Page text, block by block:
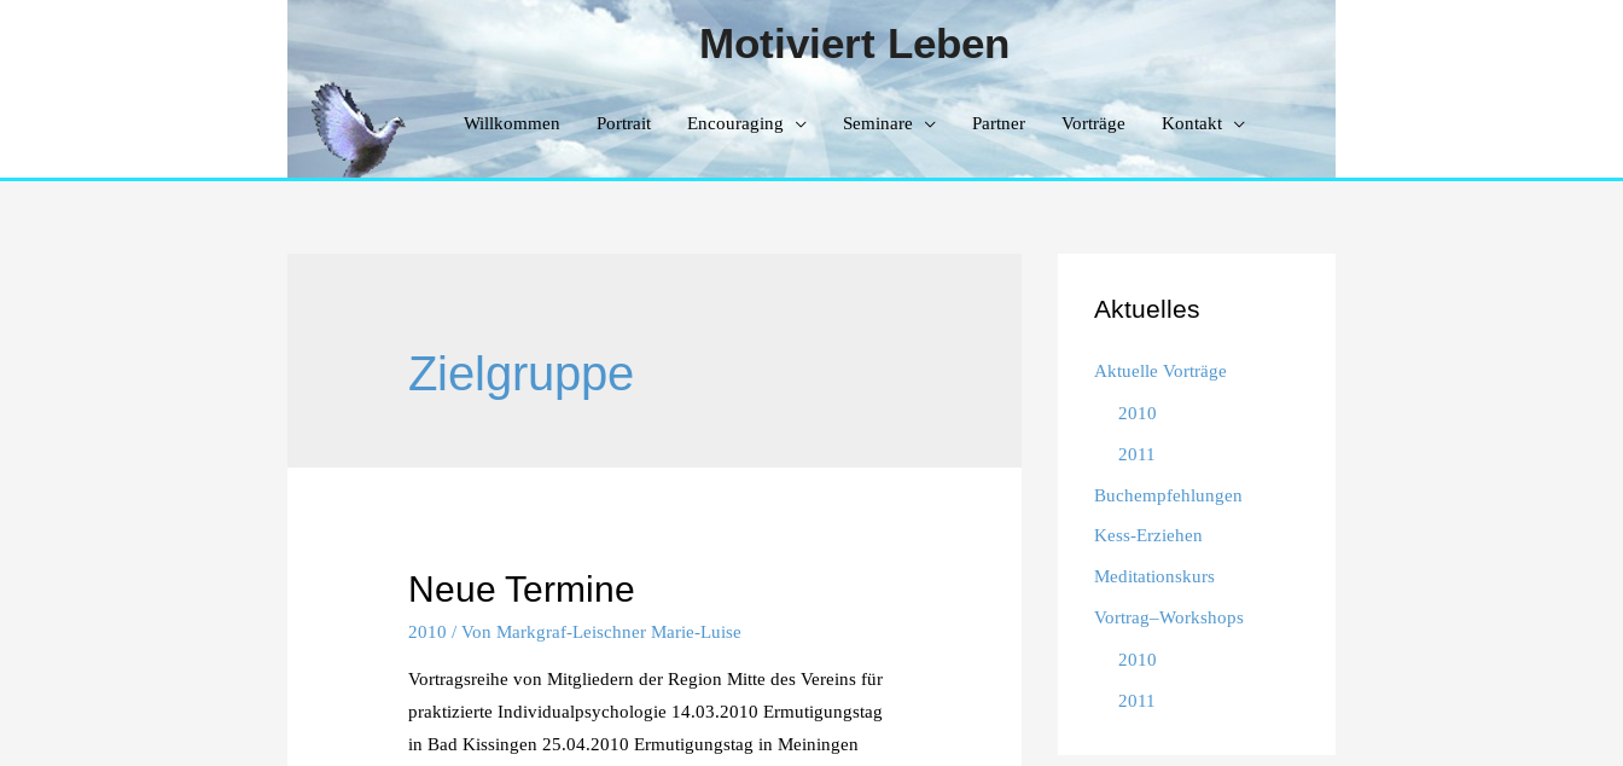
Motiviert Leben
Willkommen Portrait Encouraging Seminare Partner Vorträge Kontakt
Zielgruppe
Neue Termine
2010 / VonMarkgraf-Leischner Marie-Luise
Vortragsreihe von Mitgliedern der Region Mitte des Vereins für
praktizierte Individualpsychologie 14.03.2010 Ermutigungstag
in Bad Kissingen 25.04.2010 Ermutigungstag in Meiningen
Aktuelles
Aktuelle Vorträge
2010
2011
Buchempfehlungen
Kess-Erziehen
Meditationskurs
Vortrag–Workshops
2010
2011